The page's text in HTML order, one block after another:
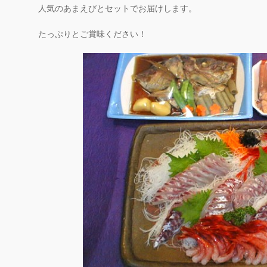
人気のあまえびとセットでお届けします。
たっぷりとご賞味ください！